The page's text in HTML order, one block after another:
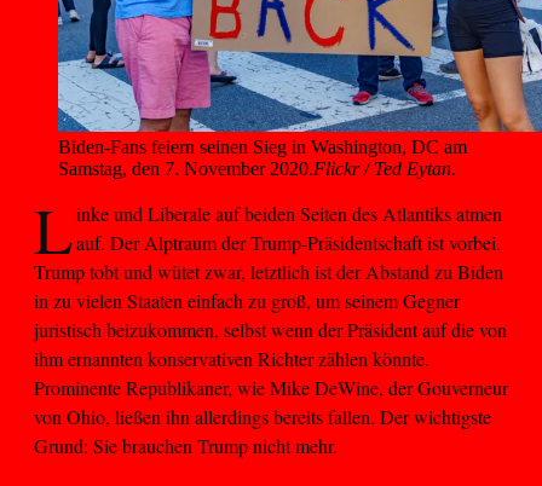
Biden-Fans feiern seinen Sieg in Washington, DC am
Samstag, den 7. November 2020.Flickr / Ted Eytan.
Linke und Liberale auf beiden Seiten des Atlantiks atmen
auf. Der Alptraum der Trump-Präsidentschaft ist vorbei.
Trump tobt und wütet zwar, letztlich ist der Abstand zu Biden
in zu vielen Staaten einfach zu groß, um seinem Gegner
juristisch beizukommen, selbst wenn der Präsident auf die von
ihm ernannten konservativen Richter zählen könnte.
Prominente Republikaner, wie Mike DeWine, der Gouverneur
von Ohio, ließen ihn allerdings bereits fallen. Der wichtigste
Grund: Sie brauchen Trump nicht mehr.